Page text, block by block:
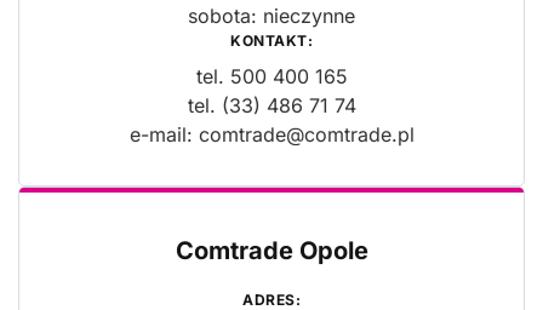
sobota: nieczynne
KONTAKT:
tel. 500 400 165
tel. (33) 486 71 74
e-mail: comtrade@comtrade.pl
Comtrade Opole
ADRES: